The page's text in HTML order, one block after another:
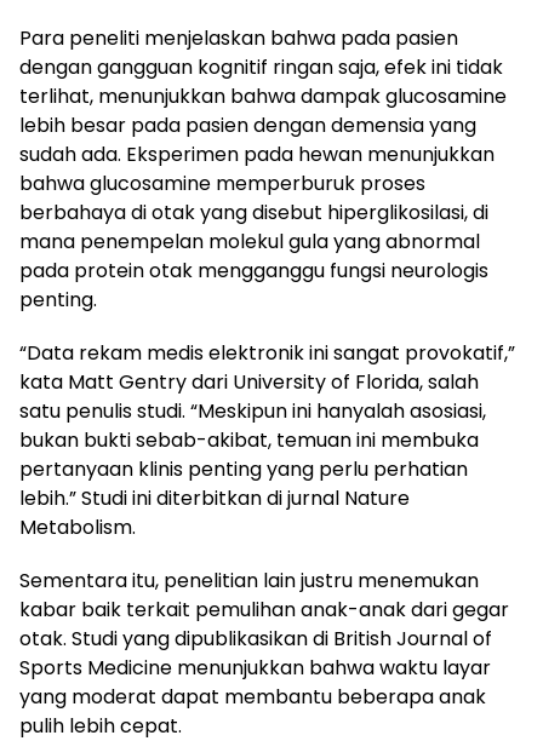
Para peneliti menjelaskan bahwa pada pasien
dengan gangguan kognitif ringan saja, efek ini tidak
terlihat, menunjukkan bahwa dampak glucosamine
lebih besar pada pasien dengan demensia yang
sudah ada. Eksperimen pada hewan menunjukkan
bahwa glucosamine memperburuk proses
berbahaya di otak yang disebut hiperglikosilasi, di
mana penempelan molekul gula yang abnormal
pada protein otak mengganggu fungsi neurologis
penting.
“Data rekam medis elektronik ini sangat provokatif,”
kata Matt Gentry dari University of Florida, salah
satu penulis studi. “Meskipun ini hanyalah asosiasi,
bukan bukti sebab-akibat, temuan ini membuka
pertanyaan klinis penting yang perlu perhatian
lebih.” Studi ini diterbitkan di jurnal Nature
Metabolism.
Sementara itu, penelitian lain justru menemukan
kabar baik terkait pemulihan anak-anak dari gegar
otak. Studi yang dipublikasikan di British Journal of
Sports Medicine menunjukkan bahwa waktu layar
yang moderat dapat membantu beberapa anak
pulih lebih cepat.